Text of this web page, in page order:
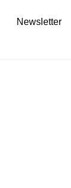
Newsletter